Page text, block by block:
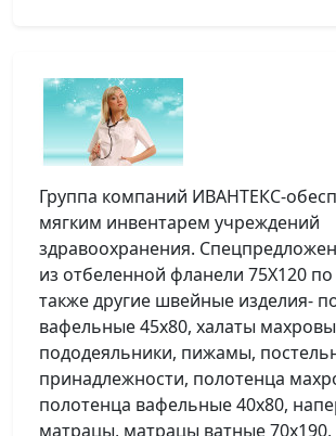
Группа компаний ИВАНТЕКС-
мягким инвентарем учреждений
здравоохранения.
из отбеленной фланели 75Х120
также другие швейные изделия-
вафельные 45х80, халаты
пододеяльники, пижамы,
принадлежности, полотенца
полотенца вафельные 40х80,
матрацы, матрацы ватные 70х190,